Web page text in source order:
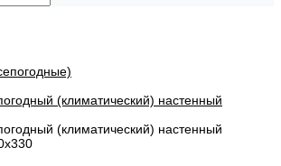
(климатический) настенный
(климатический) настенный